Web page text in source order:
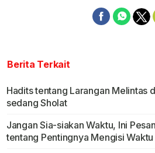
Berita Terkait
Hadits tentang Larangan Melintas
sedang Sholat
Jangan Sia-siakan Waktu, Ini
tentang Pentingnya Mengisi Waktu